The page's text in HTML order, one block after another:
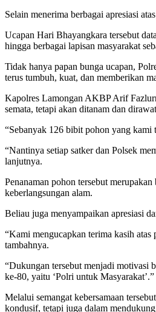
Selain menerima berbagai apresiasi
Ucapan Hari Bhayangkara tersebut
hingga berbagai lapisan masyarakat
Tidak hanya papan bunga ucapan,
terus tumbuh, kuat, dan memberikan
Kapolres Lamongan AKBP Arif
semata, tetapi akan ditanam dan
“Sebanyak 126 bibit pohon yang kami
“Nantinya setiap satker dan Polsek
lanjutnya.
Penanaman pohon tersebut
keberlangsungan alam.
Beliau juga menyampaikan apresiasi
“Kami mengucapkan terima kasih
tambahnya.
“Dukungan tersebut menjadi motivasi
ke-80, yaitu ‘Polri untuk
Melalui semangat kebersamaan
kondusif, tetapi juga dalam